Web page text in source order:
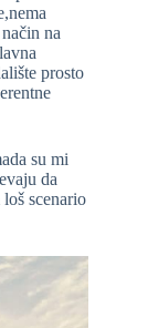
na
prosto
su mi
da
scenario